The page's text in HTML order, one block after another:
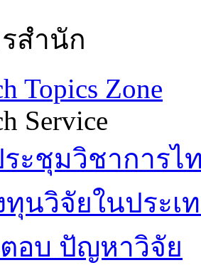
สำนัก
Topics Zone
Service
ระชุมวิชาการไ
ทุนวิจัยในประเ
อบ ปัญหาวิจัย